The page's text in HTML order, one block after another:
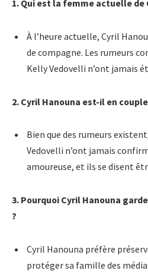
1. Qui est la femme actuelle de
À l’heure actuelle, Cyril
de compagne. Les rumeurs
Kelly Vedovelli n’ont jamais
2. Cyril Hanouna est-il en
Bien que des rumeurs
Vedovelli n’ont jamais
amoureuse, et ils se disent
3. Pourquoi Cyril Hanouna
?
Cyril Hanouna préfère
protéger sa famille des